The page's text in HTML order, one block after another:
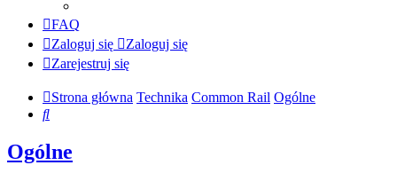
FAQ
Zaloguj się
Zaloguj się
Zarejestruj się
Strona główna Technika Common Rail Ogólne
Szukaj
Ogólne